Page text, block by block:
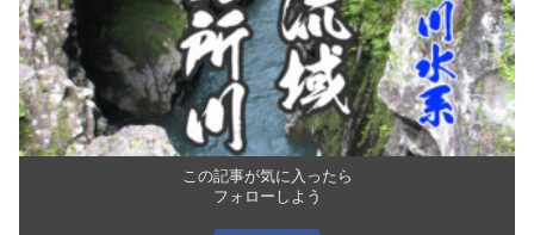
この記事が気に入ったら
フォローしよう